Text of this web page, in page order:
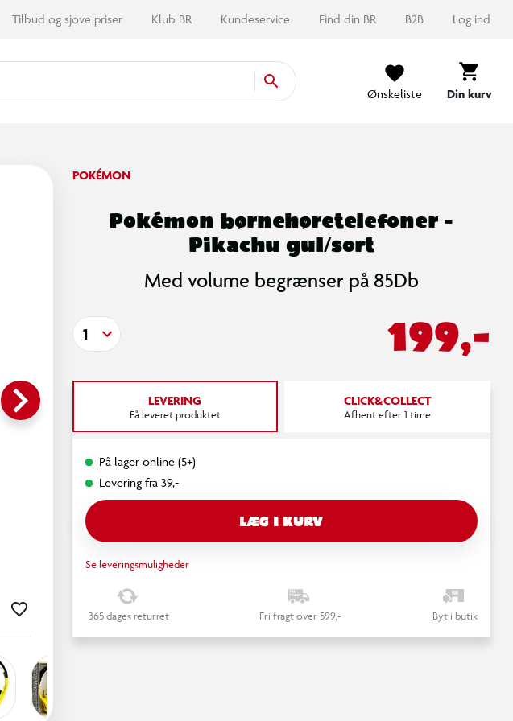
Tilbud og sjove priser Klub BR Kundeservice Find din BR B2B Log ind
Ønskeliste
Din kurv
keyboard_arrow_right
POKÉMON
Pokémon børnehøretelefoner -
Pikachu gul/sort
Med volume begrænser på 85Db
199,-
1
LEVERING
Få leveret produktet
CLICK&COLLECT
Afhent efter 1 time
På lager online (5+)
Levering fra 39,-
LÆG I KURV
Se leveringsmuligheder
365 dages returret Fri fragt over 599,- Byt i butik